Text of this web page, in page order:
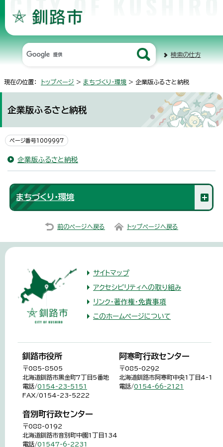
検索の仕方
現在の位置： トップページ > まちづくり・環境 > 企業版ふるさと納税
企業版ふるさと納税
ページ番号1009997
企業版ふるさと納税
まちづくり・環境
前のページへ戻る トップページへ戻る
サイトマップ
アクセシビリティへの取り組み
リンク・著作権・免責事項
このホームページについて
釧路市役所
〒085-8505
北海道釧路市黒金町7丁目5番地
電話/0154-23-5151
FAX/0154-23-5222
阿寒町行政センター
〒085-0292
北海道釧路市阿寒町中央1丁目4-1
電話/0154-66-2121
音別町行政センター
〒088-0192
北海道釧路市音別町中園1丁目134
電話/01547-6-2231